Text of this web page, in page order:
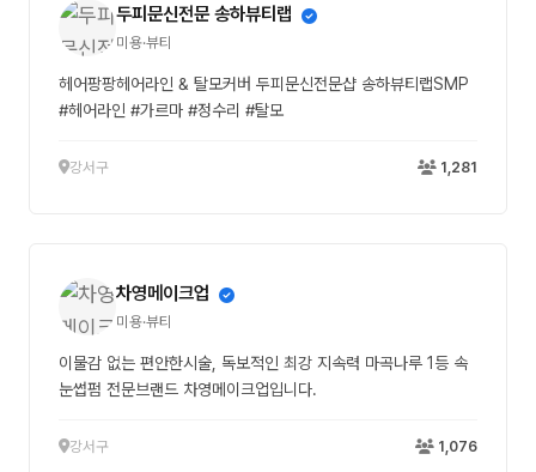
두피문신전문 송하뷰티랩
미용·뷰티
헤어팡팡헤어라인 & 탈모커버 두피문신전문샵 송하뷰티랩SMP
#헤어라인 #가르마 #정수리 #탈모
강서구 1,281
차영메이크업
미용·뷰티
이물감 없는 편안한시술, 독보적인 최강 지속력 마곡나루 1등 속
눈썹펌 전문브랜드 차영메이크업입니다.
강서구 1,076